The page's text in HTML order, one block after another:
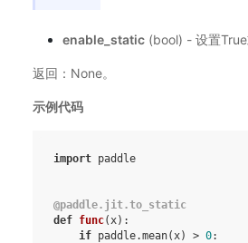
enable_static(bool) - 设置True
返回：None。
示例代码
import paddle
@paddle. jit.to_static
def func( x):
if paddle.mean( x) > 0: